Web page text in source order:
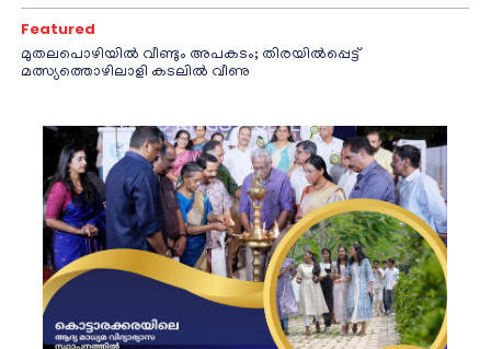
Featured
മുതലപൊഴിയിൽ വീണ്ടും അപകടം; തിരയിൽപ്പെട്ട്
മത്സ്യത്തൊഴിലാളി കടലിൽ വീണു